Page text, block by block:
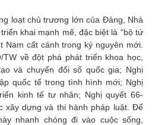
loạt chủ trương lớn của Đảng, Nhà
khai mạnh mẽ, đặc biệt là “bộ tứ
Nam cất cánh trong kỷ nguyên mới.
về đột phá phát triển khoa học,
và chuyển đổi số quốc gia; Nghị
quốc tế trong tình hình mới; Nghị
kinh tế tư nhân; Nghị quyết 66-
xây dựng và thi hành pháp luật. Để
nhanh chóng đi vào cuộc sống,